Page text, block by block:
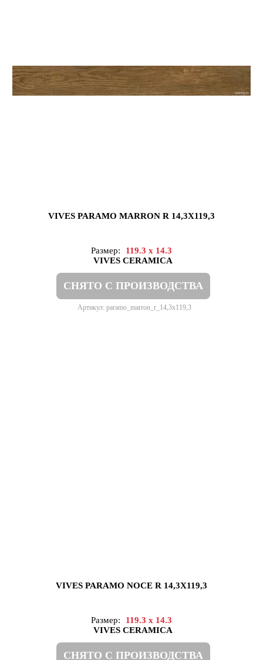
VIVES PARAMO MARRON R 14,3X119,3
Размер:
119.3 x 14.3
VIVES CERAMICA
СНЯТО С ПРОИЗВОДСТВА
Артикул: paramo_marron_r_14,3x119,3
VIVES PARAMO NOCE R 14,3X119,3
Размер:
119.3 x 14.3
VIVES CERAMICA
СНЯТО С ПРОИЗВОДСТВА